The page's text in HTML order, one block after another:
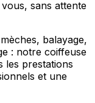
sans attente
balayage,
: notre coiffeuse
les prestations
et une